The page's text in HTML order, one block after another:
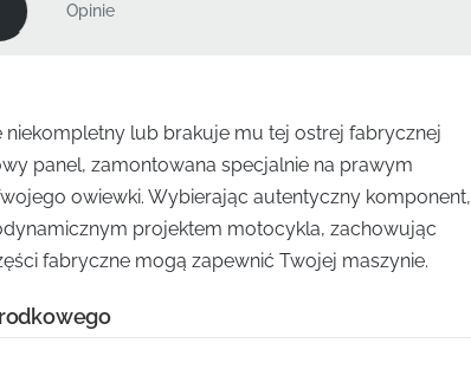
Opinie
lub brakuje mu tej ostrej fabrycznej
panel, zamontowana specjalnie na prawym
owiewki. Wybierając autentyczny komponent,
projektem motocykla, zachowując
fabryczne mogą zapewnić Twojej maszynie.